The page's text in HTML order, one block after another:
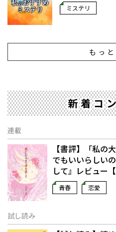
ミステリ
もっ
新着コ
連載
【書評】「私の
でもいいらしい
して』レビュー
青春 恋愛
試し読み